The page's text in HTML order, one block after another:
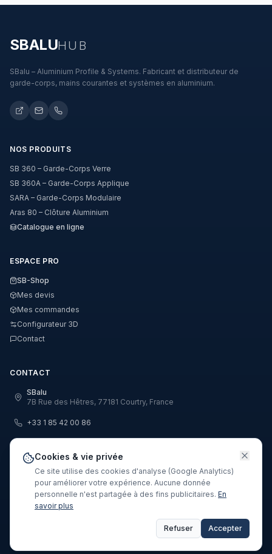
SBALUHUB
SBalu – Aluminium Profile & Systems. Fabricant et distributeur de
garde-corps, mains courantes et systèmes en aluminium.
NOS PRODUITS
SB 360 – Garde-Corps Verre
SB 360A – Garde-Corps Applique
SARA – Garde-Corps Modulaire
Aras 80 – Clôture Aluminium
Catalogue en ligne
ESPACE PRO
SB-Shop
Mes devis
Mes commandes
Configurateur 3D
Contact
CONTACT
SBalu
7B Rue des Hêtres, 77181 Courtry, France
+33 1 85 42 00 86
SBalu – Aluminium Profile & Systems · v2.9.0
Politique de confidentialité
Cookies & vie privée
Ce site utilise des cookies d'analyse (Google Analytics)
pour améliorer votre expérience. Aucune donnée
personnelle n'est partagée à des fins publicitaires. En
savoir plus
Refuser Accepter